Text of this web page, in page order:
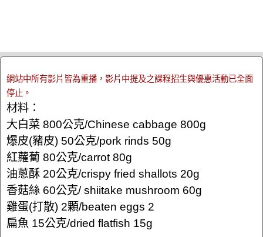
網站中所有影片皆為重播，影片中提及之課程招生與優惠活動已全面
停止。
材料：
大白菜 800公克/Chinese cabbage 800g
爆皮(豬皮) 50公克/pork rinds 50g
紅蘿蔔 80公克/carrot 80g
油蔥酥 20公克/crispy fried shallots 20g
香菇絲 60公克/ shiitake mushroom 60g
雞蛋(打散) 2顆/beaten eggs 2
扁魚 15公克/dried flatfish 15g